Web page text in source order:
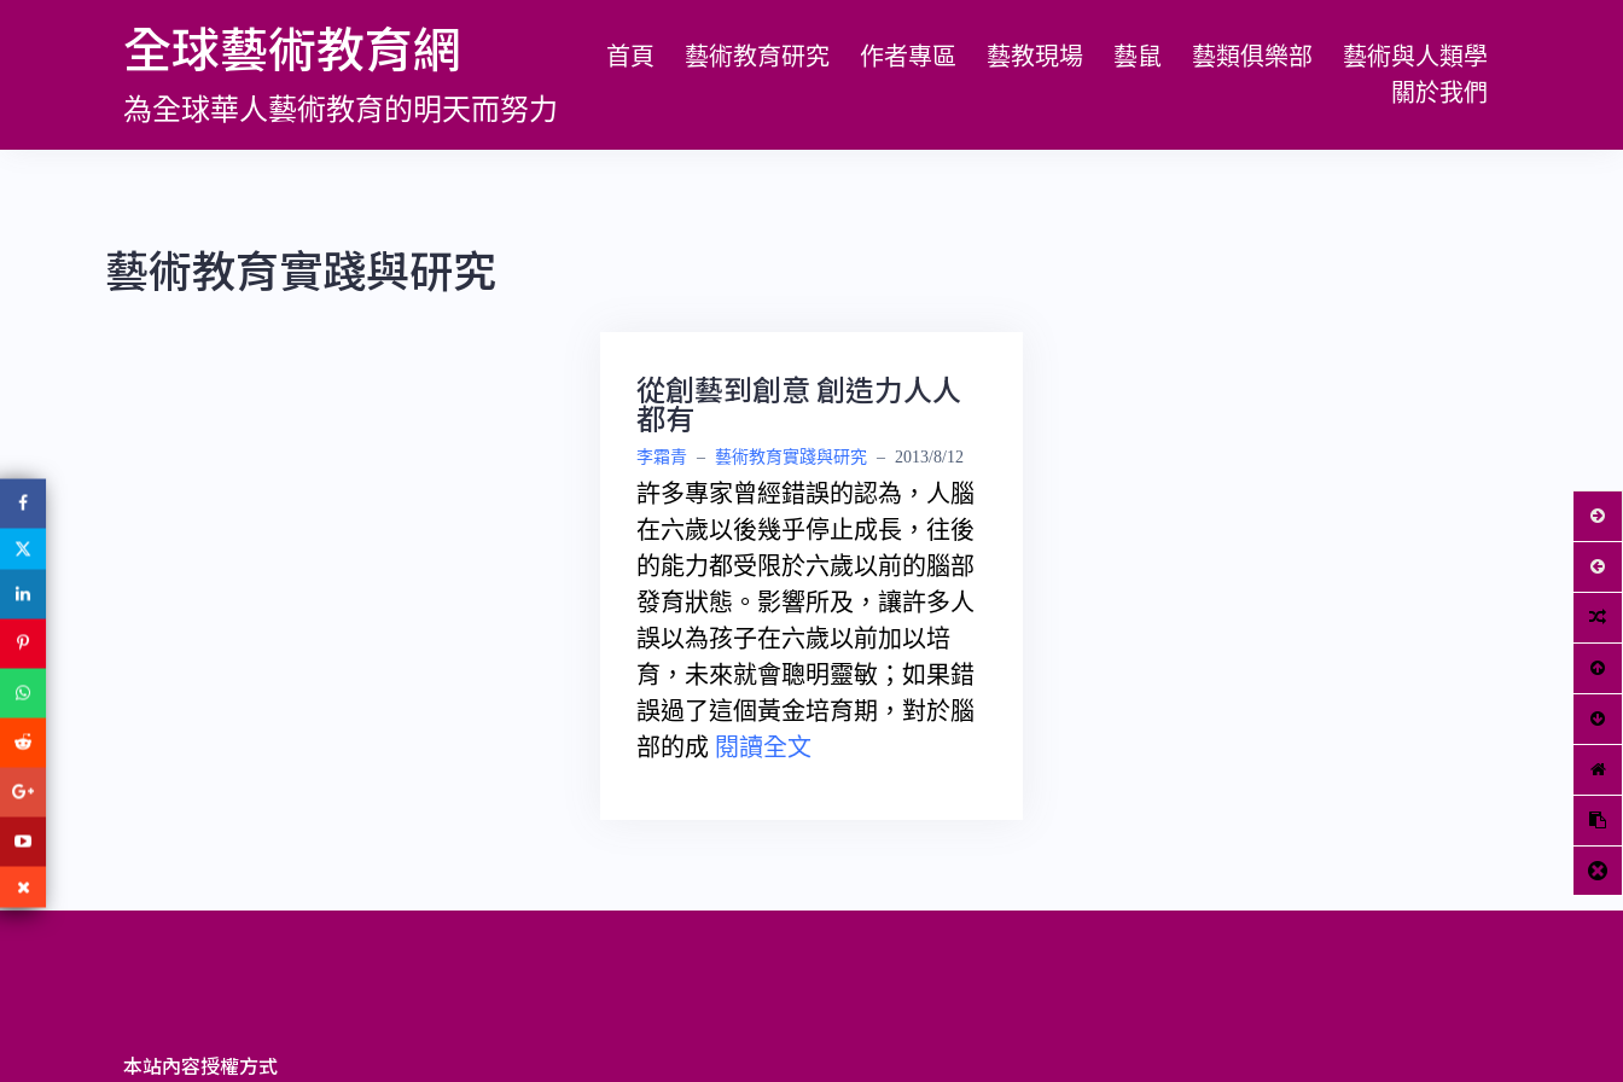
全球藝術教育網
為全球華人藝術教育的明天而努力
首頁 藝術教育研究 作者專區 藝教現場 藝鼠 藝類俱樂部
藝術與人類學
關於我們
藝術教育實踐與研究
從創藝到創意 創造力人人
都有
李霜青 – 藝術教育實踐與研究 – 2013/8/12
許多專家曾經錯誤的認為，人腦
在六歲以後幾乎停止成長，往後
的能力都受限於六歲以前的腦部
發育狀態。影響所及，讓許多人
誤以為孩子在六歲以前加以培
育，未來就會聰明靈敏；如果錯
誤過了這個黃金培育期，對於腦
部的成 閱讀全文
本站內容授權方式